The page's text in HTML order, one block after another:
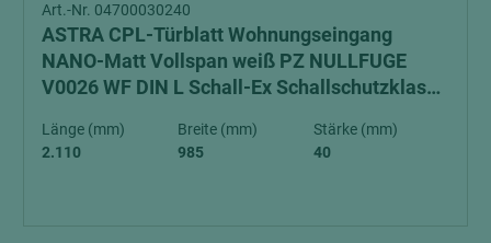
Art.-Nr. 04700030240
ASTRA CPL-Türblatt Wohnungseingang
NANO-Matt Vollspan weiß PZ NULLFUGE
V0026 WF DIN L Schall-Ex Schallschutzklasse
Länge (mm)
2.110
Breite (mm)
985
Stärke (mm)
40